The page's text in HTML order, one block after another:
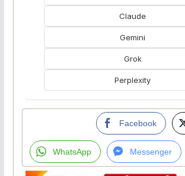
Claude
Gemini
Grok
Perplexity
Facebook
WhatsApp Messenger